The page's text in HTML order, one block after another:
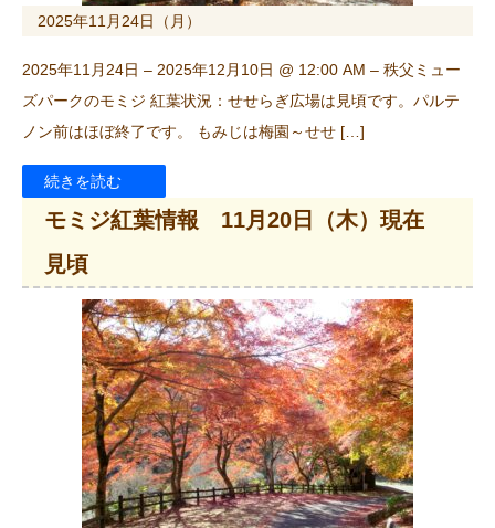
2025年11月24日（月）
2025年11月24日 – 2025年12月10日 @ 12:00 AM – 秩父ミュー
ズパークのモミジ 紅葉状況：せせらぎ広場は見頃です。パルテ
ノン前はほぼ終了です。 もみじは梅園～せせ […]
続きを読む
モミジ紅葉情報 11月20日（木）現在
見頃